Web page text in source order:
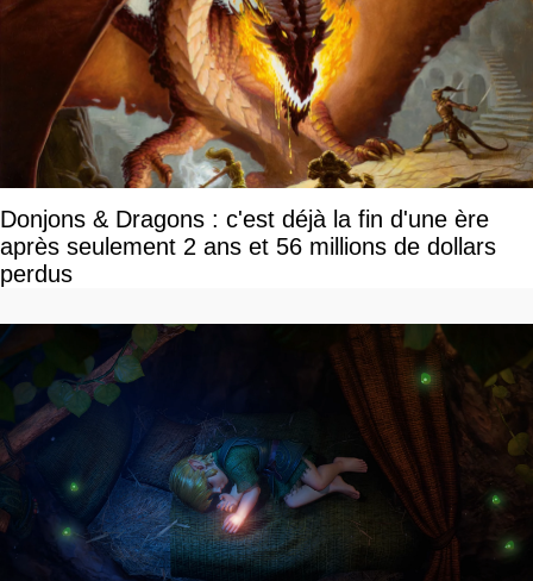
Donjons & Dragons : c'est déjà la fin d'une ère
après seulement 2 ans et 56 millions de dollars
perdus